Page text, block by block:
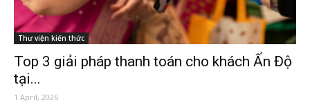
Thư viện kiến thức
Top 3 giải pháp thanh toán cho khách Ấn Độ
tại...
1 April, 2026